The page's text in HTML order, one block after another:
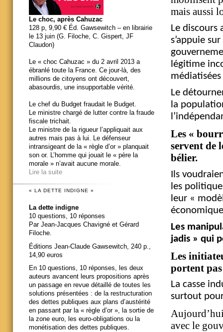
mais aussi
Le discours
s’appuie
légitime
Le
la
Les «
servent de
bélier.
Ils
les
leur «
Les
jadis » qui
Les
portent
La casse
surtout
avec le
Le choc, après Cahuzac
128 p, 9,90 € Éd. Gawsewitch – en librairie
le 13 juin (G. Filoche, C. Gispert, JF
Claudon)
Le « choc Cahuzac » du 2 avril 2013 a
ébranlé toute la France. Ce jour-là, des
millions de citoyens ont découvert,
abasourdis, une insupportable vérité.
Le chef du Budget fraudait le Budget.
Le ministre chargé de lutter contre la fraude
fiscale trichait.
Le ministre de la rigueur l’appliquait aux
autres mais pas à lui. Le défenseur
intransigeant de la « règle d’or » planquait
son or. L’homme qui jouait le « père la
morale » n’avait aucune morale.
Lire la suite
« LA DETTE INDIGNE »
La dette indigne
10 questions, 10 réponses
Par Jean-Jacques Chavigné et Gérard
Filoche.
Éditions Jean-Claude Gawsewitch, 240 p.,
14,90 euros
En 10 questions, 10 réponses, les deux
auteurs avancent leurs propositions après
un passage en revue détaillé de toutes les
solutions présentées : de la restructuration
des dettes publiques aux plans d’austérité
en passant par la « règle d’or », la sortie de
la zone euro, les euro-obligations ou la
monétisation des dettes publiques.